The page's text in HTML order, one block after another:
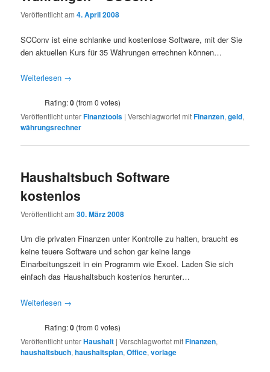
Veröffentlicht am4. April 2008
SCConv ist eine schlanke und kostenlose Software, mit der Sie
den aktuellen Kurs für 35 Währungen errechnen können…
Weiterlesen →
Rating:0 (from 0 votes)
Veröffentlicht unterFinanztools |Verschlagwortet mitFinanzen,geld,
währungsrechner
Haushaltsbuch Software
kostenlos
Veröffentlicht am30. März 2008
Um die privaten Finanzen unter Kontrolle zu halten, braucht es
keine teuere Software und schon gar keine lange
Einarbeitungszeit in ein Programm wie Excel. Laden Sie sich
einfach das Haushaltsbuch kostenlos herunter…
Weiterlesen →
Rating:0 (from 0 votes)
Veröffentlicht unterHaushalt |Verschlagwortet mitFinanzen,
haushaltsbuch,haushaltsplan,Office,vorlage